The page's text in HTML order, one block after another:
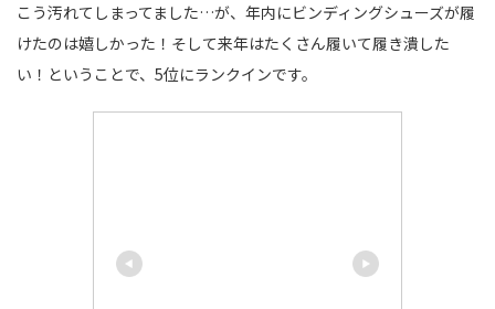
こう汚れてしまってました…が、年内にビンディングシューズが履
けたのは嬉しかった！そして来年はたくさん履いて履き潰した
い！ということで、5位にランクインです。